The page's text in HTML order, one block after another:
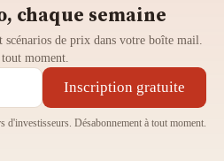
chaque semaine
scénarios de prix dans votre boîte mail.
moment.
Inscription gratuite
d'investisseurs. Désabonnement à tout moment.